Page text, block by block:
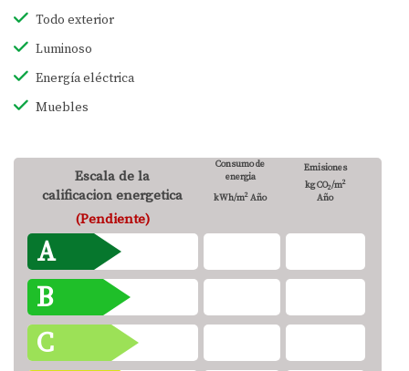
Todo exterior
Luminoso
Energía eléctrica
Muebles
Escala de la
calificacion energetica
(Pendiente)
Consumo de
energia
kWh/m2 Año
Emisiones
kg CO2/m2
Año
A
B
C